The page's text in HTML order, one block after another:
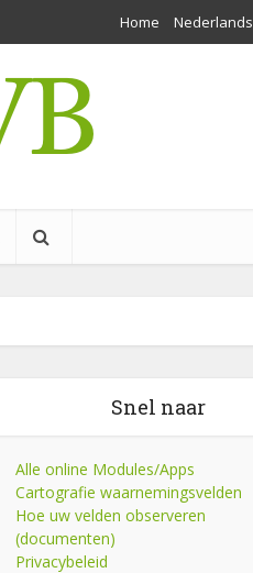
Home Nederlands
Snel naar
Alle online Modules/Apps
Cartografie waarnemingsvelden
Hoe uw velden observeren
(documenten)
Privacybeleid